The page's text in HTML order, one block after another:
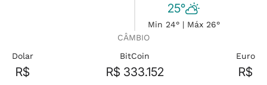
25°
Min 24° | Máx 26°
CÂMBIO
Dolar
R$
BitCoin
R$ 333.152
Euro
R$